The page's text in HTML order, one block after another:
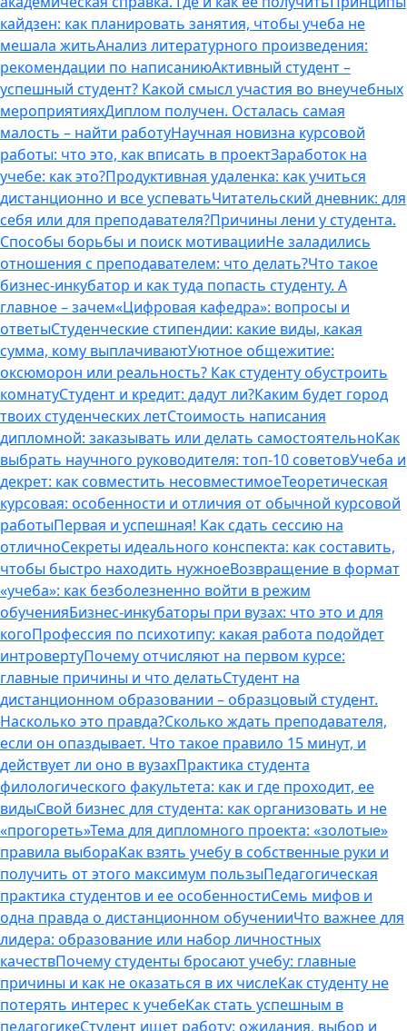
кайдзен: как планировать занятия, чтобы учеба не
мешала житьАнализ литературного произведения:
рекомендации по написаниюАктивный студент –
успешный студент? Какой смысл участия во внеучебных
мероприятияхДиплом получен. Осталась самая
малость – найти работуНаучная новизна курсовой
работы: что это, как вписать в проектЗаработок на
учебе: как это?Продуктивная удаленка: как учиться
дистанционно и все успеватьЧитательский дневник: для
себя или для преподавателя?Причины лени у студента.
Способы борьбы и поиск мотивацииНе заладились
отношения с преподавателем: что делать?Что такое
бизнес-инкубатор и как туда попасть студенту. А
главное – зачем«Цифровая кафедра»: вопросы и
ответыСтуденческие стипендии: какие виды, какая
сумма, кому выплачиваютУютное общежитие:
оксюморон или реальность? Как студенту обустроить
комнатуСтудент и кредит: дадут ли?Каким будет город
твоих студенческих летСтоимость написания
дипломной: заказывать или делать самостоятельноКак
выбрать научного руководителя: топ-10 советовУчеба и
декрет: как совместить несовместимоеТеоретическая
курсовая: особенности и отличия от обычной курсовой
работыПервая и успешная! Как сдать сессию на
отличноСекреты идеального конспекта: как составить,
чтобы быстро находить нужноеВозвращение в формат
«учеба»: как безболезненно войти в режим
обученияБизнес-инкубаторы при вузах: что это и для
когоПрофессия по психотипу: какая работа подойдет
интровертуПочему отчисляют на первом курсе:
главные причины и что делатьСтудент на
дистанционном образовании – образцовый студент.
Насколько это правда?Сколько ждать преподавателя,
если он опаздывает. Что такое правило 15 минут, и
действует ли оно в вузахПрактика студента
филологического факультета: как и где проходит, ее
видыСвой бизнес для студента: как организовать и не
«прогореть»Тема для дипломного проекта: «золотые»
правила выбораКак взять учебу в собственные руки и
получить от этого максимум пользыПедагогическая
практика студентов и ее особенностиСемь мифов и
одна правда о дистанционном обученииЧто важнее для
лидера: образование или набор личностных
качествПочему студенты бросают учебу: главные
причины и как не оказаться в их числеКак студенту не
потерять интерес к учебеКак стать успешным в
педагогикеСтудент ищет работу: ожидания, выбор и